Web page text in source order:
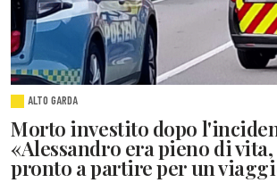
ALTO GARDA
Morto investito dopo
«Alessandro era pieno di
pronto a partire per un